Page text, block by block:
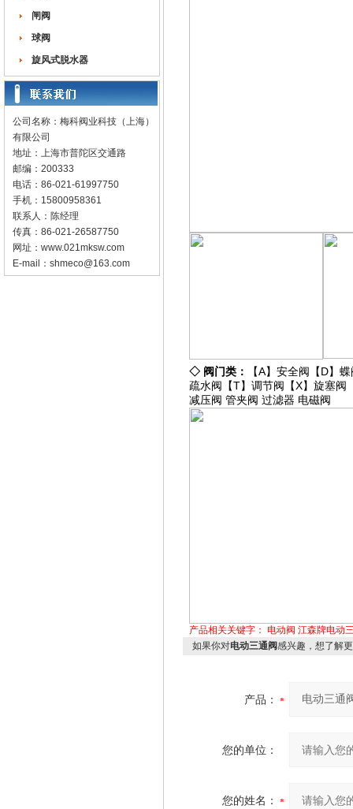
闸阀
球阀
旋风式脱水器
公司名称：梅科阀业科技（上海）
有限公司
地址：上海市普陀区交通路
邮编：200333
电话：86-021-61997750
手机：15800958361
联系人：陈经理
传真：86-021-26587750
网址： www.021mksw.com
E-mail： shmeco@163.com
◇ 阀门类： 【A】 安全阀 【D】 蝶
疏水阀 【T】 调节阀 【X】 旋塞阀
减压阀 管夹阀 过滤器 电磁阀
产品相关关键字： 电动阀 江森牌电动
如果你对电动三通阀感兴趣，想了解
产品：
您的单位：
您的姓名：